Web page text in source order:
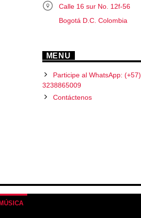
Calle 16 sur No. 12f-56
Bogotá D.C. Colombia
MENU
Participe al WhatsApp: (+57)
3238865009
Contáctenos
MÚSICA